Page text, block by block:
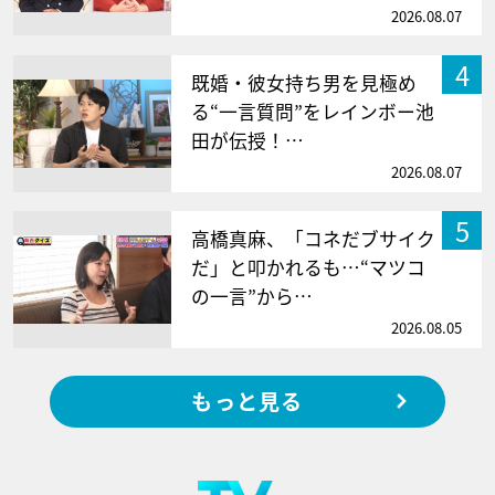
2026.08.07
4
既婚・彼女持ち男を見極め
る“一言質問”をレインボー池
田が伝授！…
2026.08.07
5
高橋真麻、「コネだブサイク
だ」と叩かれるも…“マツコ
の一言”から…
2026.08.05
もっと見る